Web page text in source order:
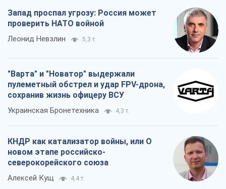
Запад проспал угрозу: Россия может
проверить НАТО войной
Леонид Невзлин 5,3 т.
"Варта" и "Новатор" выдержали
пулеметный обстрел и удар FPV-дрона,
сохранив жизнь офицеру ВСУ
Украинская Бронетехника 4,3 т.
КНДР как катализатор войны, или О
новом этапе российско-
северокорейского союза
Алексей Кущ 4,4 т.